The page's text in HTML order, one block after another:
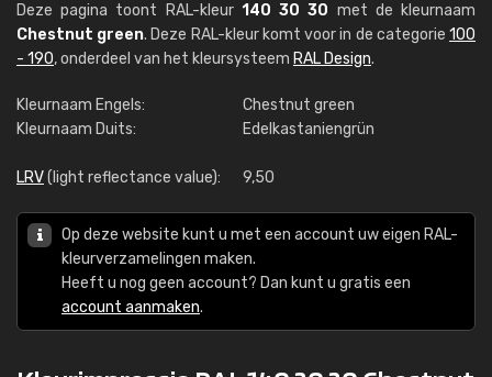
Deze pagina toont RAL-kleur 140 30 30 met de kleurnaam
Chestnut green. Deze RAL-kleur komt voor in de categorie100
- 190, onderdeel van het kleursysteem RAL Design.
Kleurnaam Engels:
Chestnut green
Kleurnaam Duits:
Edelkastaniengrün
LRV(light reflectance value): 9,50
Op deze website kunt u met een account uw eigen RAL-
kleurverzamelingen maken.
Heeft u nog geen account? Dan kunt u gratis een
account aanmaken.